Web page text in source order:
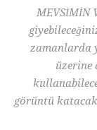
MEVSİMİN
zamanlarda
üzerine
görüntü